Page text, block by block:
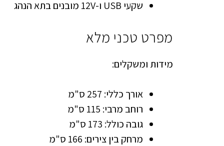
שקעי USB ו-12V מובנים בתא הנהג
מפרט טכני מלא
מידות ומשקלים:
אורך כללי: 257 ס"מ
רוחב מרבי: 115 ס"מ
גובה כולל: 173 ס"מ
מרחק בין צירים: 166 ס"מ